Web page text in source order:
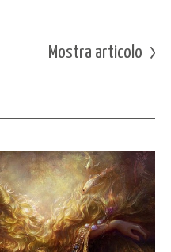
Mostra articolo